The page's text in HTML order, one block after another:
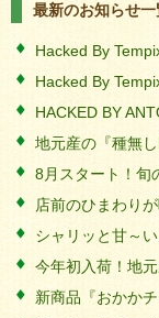
最新のお知らせ一
Hacked By
Hacked By
HACKED BY
地元産の『種無
8月スタート！旬
店前のひまわり
シャリッと甘～い
今年初入荷！地
新商品『おかか